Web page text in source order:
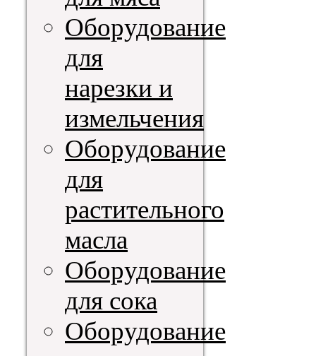
Оборудование
для
нарезки и
измельчения
Оборудование
для
растительного
масла
Оборудование
для сока
Оборудование